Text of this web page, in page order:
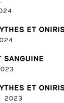
ET
SANGUINE
ET
2023